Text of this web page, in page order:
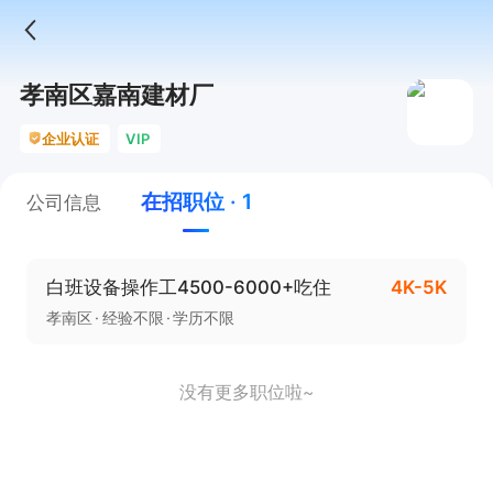
孝南区嘉南建材厂
企业认证 VIP
公司信息 在招职位 · 1
白班设备操作工4500-6000+吃住 4K-5K
孝南区 经验不限 学历不限
没有更多职位啦~